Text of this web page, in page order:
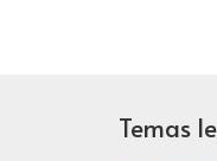
Temas